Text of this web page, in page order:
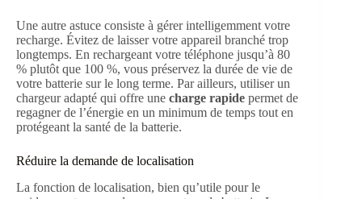
Une autre astuce consiste à gérer intelligemment votre
recharge. Évitez de laisser votre appareil branché trop
longtemps. En rechargeant votre téléphone jusqu’à 80
% plutôt que 100 %, vous préservez la durée de vie de
votre batterie sur le long terme. Par ailleurs, utiliser un
chargeur adapté qui offre une charge rapide permet de
regagner de l’énergie en un minimum de temps tout en
protégeant la santé de la batterie.
Réduire la demande de localisation
La fonction de localisation, bien qu’utile pour le